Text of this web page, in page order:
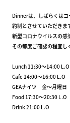
Dinnerは、しばらくは
約制とさせていただきま
新型コロナウイルスの感
その都度ご確認の程宜し
Lunch 11:30～14:00 L.O
Cafe 14:00～16:00 L.O
GEAナイツ 金～月曜日
Food 17:30～20:30 L.O
Drink 21:00 L.O